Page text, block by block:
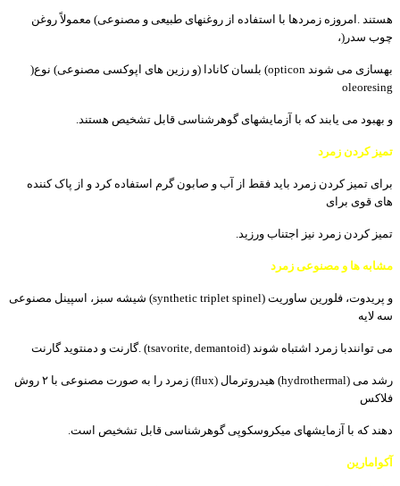
ھستند امروزه زمردھا با استفاده از روغنھای طبیعی و مصنوعی( معمولاً روغن
چوب سدر )،
بھسازی می شوند (opticon بلسان کانادا )و رزین ھای اپوکسی مصنوعی( نوع)
oleoresing
و بھبود می یابند که با آزمایشھای گوھرشناسی قابل تشخیص ھستند
تمیز کردن زمرد
برای تمیز کردن زمرد باید فقط از آب و صابون گرم استفاده کرد و از پاک کننده
ھای قوی برای
تمیز کردن زمرد نیز اجتناب ورزید
مشابه ھا و مصنوعی زمرد
و پریدوت، فلورین ساوریت (synthetic triplet spinel) شیشه سبز، اسپینل مصنوعی
سه لایه
می توانندبا زمرد اشتباه شوند . (tsavorite, demantoid)گارنت و دمنتوید گارنت
رشد می (hydrothermal) ھیدروترمال (flux) زمرد را به صورت مصنوعی با ٢ روش
فلاکس
دھند که با آزمایشھای میکروسکوپی گوھرشناسی قابل تشخیص است
آکوامارین